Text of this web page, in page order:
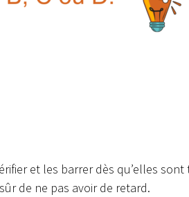
et les barrer dès qu’elles sont
de ne pas avoir de retard.